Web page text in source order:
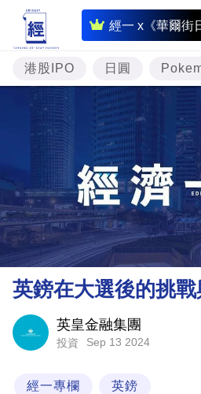
經一 x《華爾街
即
時
財
經
專
題
投
資
樓
市
理
財
商
業
港股IPO 日圓
英鎊在大選後的挑
英皇金融集團
投資 Sep 13 2024
經一專欄 英鎊